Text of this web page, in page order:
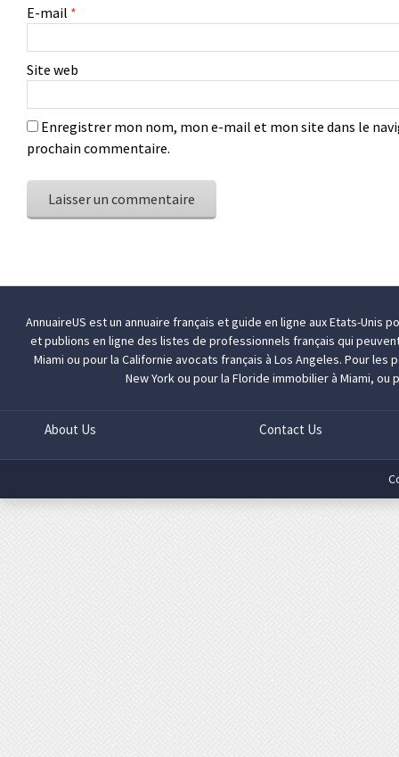
E-mail *
Site web
Enregistrer mon nom, mon e-mail et mon site dans le
prochain commentaire.
AnnuaireUS est un annuaire français et guide en ligne aux Etats-Unis
et publions en ligne des listes de professionnels français qui
Miami ou pour la Californieavocats français à Los Angeles. Pour les
New Yorkou pour la Florideimmobilier à Miami, ou
About Us Contact Us